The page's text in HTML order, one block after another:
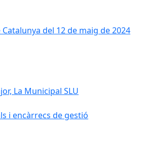
del 12 de maig de 2024
La Municipal SLU
i encàrrecs de gestió